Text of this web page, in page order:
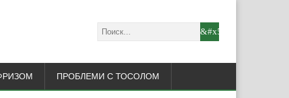
ПРОБЛЕМИ С ТОСОЛОМ